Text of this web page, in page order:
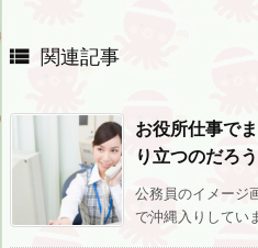
 関連記事
お役所仕事で
り立つのだろ
公務員のイメージ
で沖縄入りしてい